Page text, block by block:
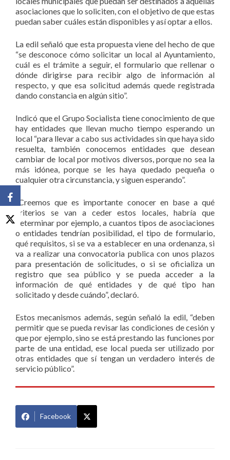
asociaciones que lo soliciten, con el objetivo de que estas
puedan saber cuáles están disponibles y así optar a ellos.
La edil señaló que esta propuesta viene del hecho de que
“se desconoce cómo solicitar un local al Ayuntamiento,
cuál es el trámite a seguir, el formulario que rellenar o
dónde dirigirse para recibir algo de información al
respecto, y que esa solicitud además quede registrada
dando constancia en algún sitio”.
Indicó que el Grupo Socialista tiene conocimiento de que
hay entidades que llevan mucho tiempo esperando un
local “para llevar a cabo sus actividades sin que haya sido
resuelta, también conocemos entidades que desean
cambiar de local por motivos diversos, porque no sea la
más idónea, porque se les haya quedado pequeña o
cualquier otra circunstancia, y siguen esperando”.
“Creemos que es importante conocer en base a qué
criterios se van a ceder estos locales, habría que
determinar por ejemplo, a cuantos tipos de asociaciones
o entidades tendrían posibilidad, el tipo de formulario,
qué requisitos, si se va a establecer en una ordenanza, si
va a realizar una convocatoria publica con unos plazos
para presentación de solicitudes, o si se oficializa un
registro que sea público y se pueda acceder a la
información de qué entidades y de qué tipo han
solicitado y desde cuándo”, declaró.
Estos mecanismos además, según señaló la edil, “deben
permitir que se pueda revisar las condiciones de cesión y
que por ejemplo, sino se está prestando las funciones por
parte de una entidad, ese local pueda ser utilizado por
otras entidades que sí tengan un verdadero interés de
servicio público”.
Facebook